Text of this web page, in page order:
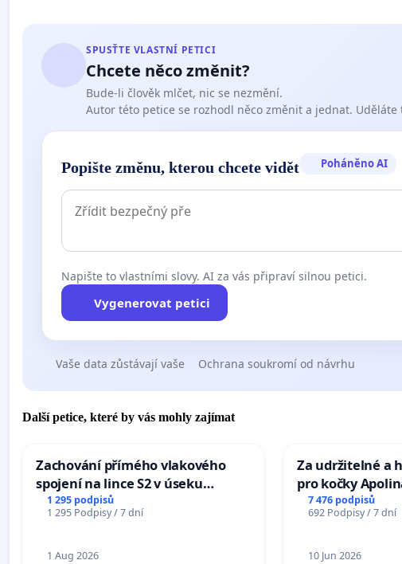
SPUSŤTE VLASTNÍ PETICI
Chcete něco změnit?
Bude-li člověk mlčet, nic se nezmění.
Autor této petice se rozhodl něco změnit a jednat. Uděláte
Popište změnu, kterou chcete vidět Poháněno AI
Napište to vlastními slovy. AI za vás připraví silnou petici.
Vygenerovat petici
Vaše data zůstávají vaše Ochrana soukromí od návrhu
Další petice, které by vás mohly zajímat
Zachování přímého vlakového
spojení na lince S2 v úseku
Ostrava – Bohumín – Karviná –
Mosty u Jablunkova
1 295 podpisů
1 295 Podpisy / 7 dní
1 Aug 2026
Za udržitelné a
pro kočky
7 476 podpisů
692 Podpisy / 7 dní
10 Jun 2026